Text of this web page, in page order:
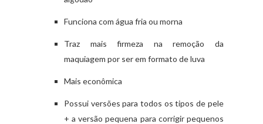
Funciona com água fria ou morna
Traz mais firmeza na remoção da
maquiagem por ser em formato de luva
Mais econômica
Possui versões para todos os tipos de pele
+ a versão pequena para corrigir pequenos